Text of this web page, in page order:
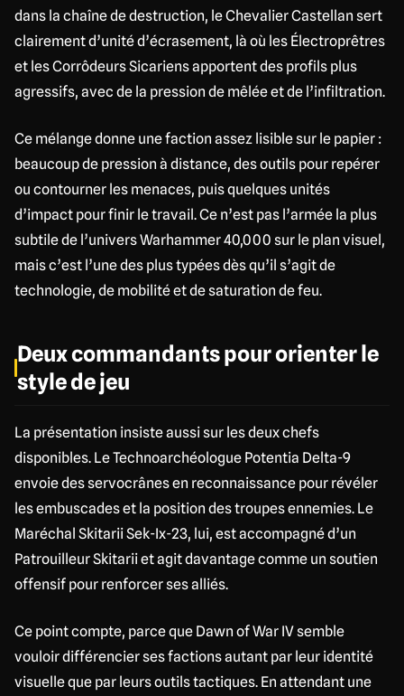
dans la chaîne de destruction, le Chevalier Castellan sert
clairement d’unité d’écrasement, là où les Électroprêtres
et les Corrôdeurs Sicariens apportent des profils plus
agressifs, avec de la pression de mêlée et de l’infiltration.
Ce mélange donne une faction assez lisible sur le papier :
beaucoup de pression à distance, des outils pour repérer
ou contourner les menaces, puis quelques unités
d’impact pour finir le travail. Ce n’est pas l’armée la plus
subtile de l’univers Warhammer 40,000 sur le plan visuel,
mais c’est l’une des plus typées dès qu’il s’agit de
technologie, de mobilité et de saturation de feu.
Deux commandants pour orienter le
style de jeu
La présentation insiste aussi sur les deux chefs
disponibles. Le Technoarchéologue Potentia Delta-9
envoie des servocrânes en reconnaissance pour révéler
les embuscades et la position des troupes ennemies. Le
Maréchal Skitarii Sek-Ix-23, lui, est accompagné d’un
Patrouilleur Skitarii et agit davantage comme un soutien
offensif pour renforcer ses alliés.
Ce point compte, parce que Dawn of War IV semble
vouloir différencier ses factions autant par leur identité
visuelle que par leurs outils tactiques. En attendant une